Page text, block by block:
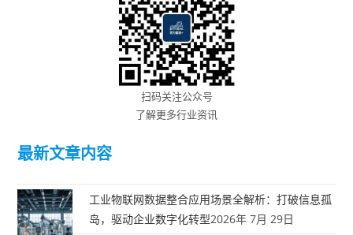
扫码关注公众号
了解更多行业资讯
最新文章内容
工业物联网数据整合应用场景全解析：打破信息孤
岛，驱动企业数字化转型2026年 7月 29日